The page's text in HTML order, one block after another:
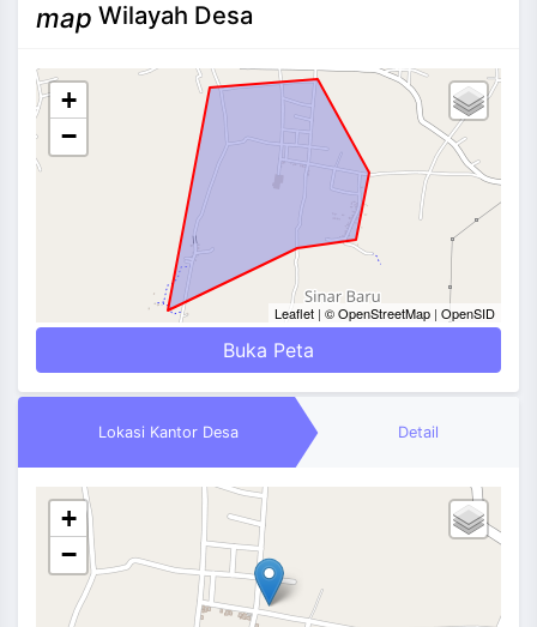
map Wilayah Desa
+
−
Leaflet| © OpenStreetMap| OpenSID
Buka Peta
Lokasi Kantor Desa Detail
+
−